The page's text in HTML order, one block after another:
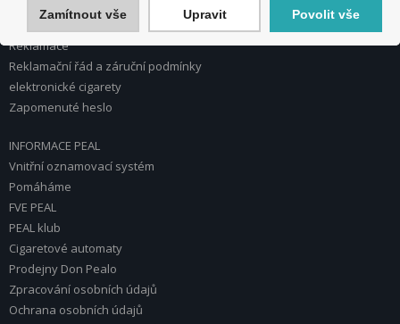
Reklamace
Reklamační řád a záruční podmínky
elektronické cigarety
Zapomenuté heslo
INFORMACE PEAL
Vnitřní oznamovací systém
Pomáháme
FVE PEAL
PEAL klub
Cigaretové automaty
Prodejny Don Pealo
Zpracování osobních údajů
Ochrana osobních údajů
Zamítnout vše Upravit Povolit vše